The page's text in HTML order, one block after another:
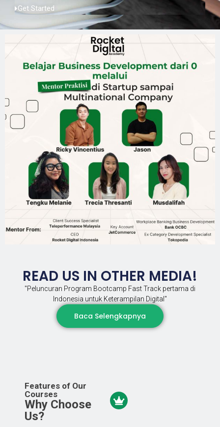
Get Started
READ US IN OTHER MEDIA!
"Peluncuran Program Bootcamp Fast Track pertama di
Indonesia untuk Keterampilan Digital"
Baca Selengkapnya
Features of Our
Courses
Why Choose
Us?